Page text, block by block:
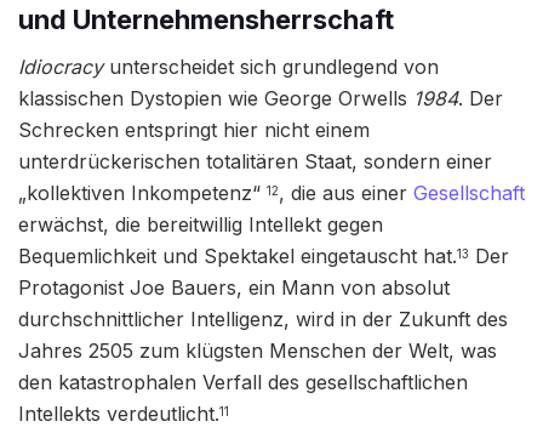
und Unternehmensherrschaft
Idiocracyunterscheidet sich grundlegend von
klassischen Dystopien wie George Orwells 1984. Der
Schrecken entspringt hier nicht einem
unterdrückerischen totalitären Staat, sondern einer
„kollektiven Inkompetenz“ 12, die aus einer Gesellschaft
erwächst, die bereitwillig Intellekt gegen
Bequemlichkeit und Spektakel eingetauscht hat.13 Der
Protagonist Joe Bauers, ein Mann von absolut
durchschnittlicher Intelligenz, wird in der Zukunft des
Jahres 2505 zum klügsten Menschen der Welt, was
den katastrophalen Verfall des gesellschaftlichen
Intellekts verdeutlicht.11